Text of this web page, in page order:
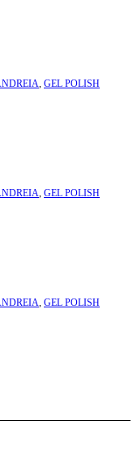
, GEL POLISH
, GEL POLISH
, GEL POLISH